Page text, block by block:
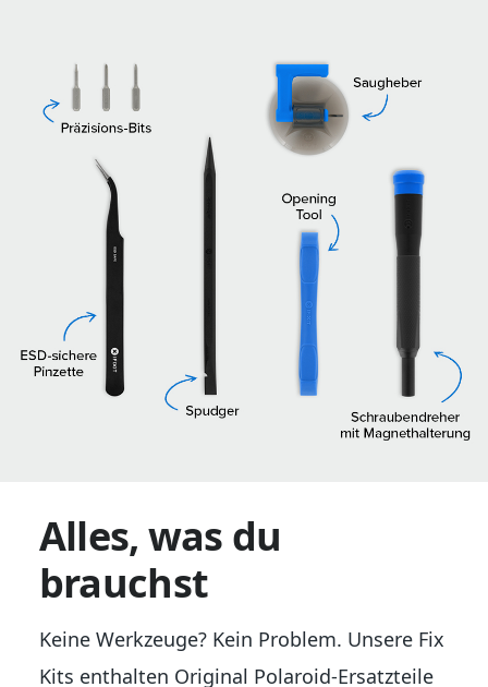
Alles, was du
brauchst
Keine Werkzeuge? Kein Problem. Unsere Fix
Kits enthalten Original Polaroid-Ersatzteile